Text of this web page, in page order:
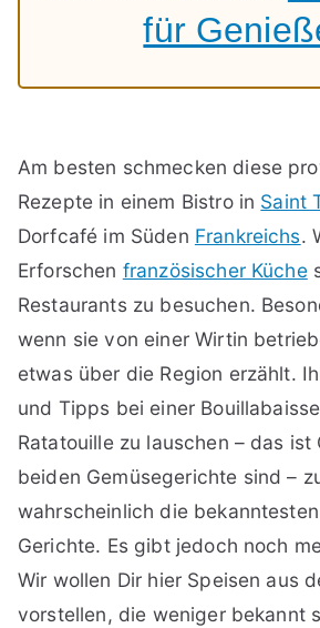
für
Am besten schmecken diese
Rezepte in einem Bistro in Saint
Dorfcafé im Süden Frankreichs.
Erforschen französischer Küche
Restaurants zu besuchen.
wenn sie von einer Wirtin
etwas über die Region erzählt.
und Tipps bei einer
Ratatouille zu lauschen – das ist
beiden Gemüsegerichte sind –
wahrscheinlich die
Gerichte. Es gibt jedoch noch
Wir wollen Dir hier Speisen aus
vorstellen, die weniger bekannt